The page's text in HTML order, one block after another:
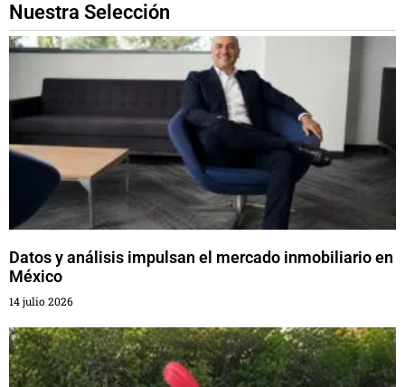
Nuestra Selección
Datos y análisis impulsan el mercado inmobiliario en
México
14 julio 2026